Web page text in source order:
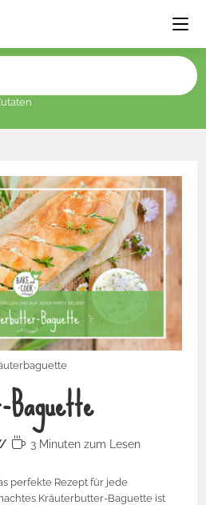
3 Minuten zum Lesen
perfekte Rezept für jede
Kräuterbutter-Baguette ist